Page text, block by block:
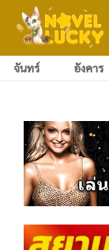
จันทร์ อังคาร